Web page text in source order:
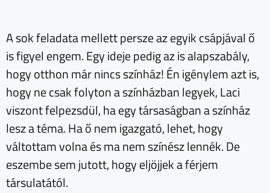
A sok feladata mellett persze az egyik csápjával ő
is figyel engem. Egy ideje pedig az is alapszabály,
hogy otthon már nincs színház! Én igénylem azt is,
hogy ne csak folyton a színházban legyek, Laci
viszont felpezsdül, ha egy társaságban a színház
lesz a téma. Ha ő nem igazgató, lehet, hogy
váltottam volna és ma nem színész lennék. De
eszembe sem jutott, hogy eljöjjek a férjem
társulatától.